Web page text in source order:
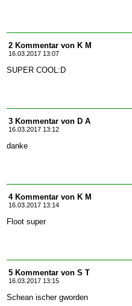
2 Kommentar von K M
16.03.2017 13:07
SUPER COOL:D
3 Kommentar von D A
16.03.2017 13:12
danke
4 Kommentar von K M
16.03.2017 13:14
Floot super
5 Kommentar von S T
16.03.2017 13:15
Schean ischer gworden